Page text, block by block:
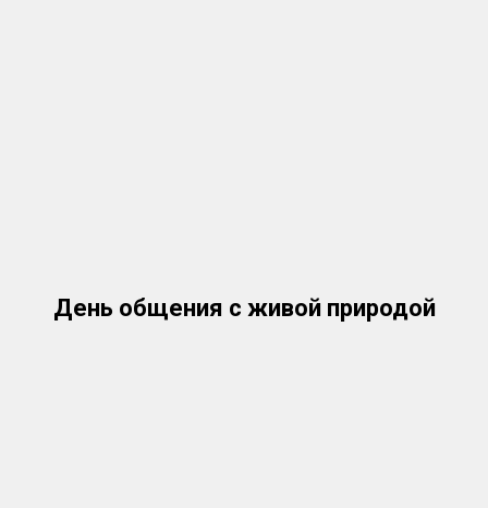
День общения с живой природой